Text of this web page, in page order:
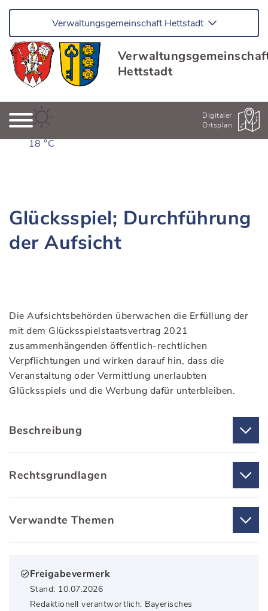
Verwaltungsgemeinschaft Hettstadt
Hettstadt
18 °C
Digitaler
Ortsplan
Glücksspiel; Durchführung
der Aufsicht
Die Aufsichtsbehörden überwachen die Erfüllung der
mit dem Glücksspielstaatsvertrag 2021
zusammenhängenden öffentlich-rechtlichen
Verpflichtungen und wirken darauf hin, dass die
Veranstaltung oder Vermittlung unerlaubten
Glücksspiels und die Werbung dafür unterbleiben.
Beschreibung
Rechtsgrundlagen
Verwandte Themen
Freigabevermerk
Stand: 10.07.2026
Redaktionell verantwortlich: Bayerisches